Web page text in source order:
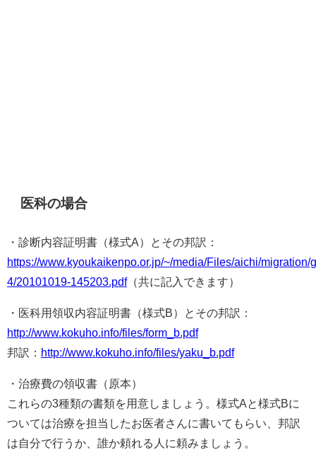
医科の場合
・診断内容証明書（様式A）とその邦訳：
https://www.kyoukaikenpo.or.jp/~/media/Files/aichi/migration/
4/20101019-145203.pdf（共に記入できます）
・医科用領収内容証明書（様式B）とその邦訳：
http://www.kokuho.info/files/form_b.pdf
邦訳： http://www.kokuho.info/files/yaku_b.pdf
・治療費の領収書（原本）
これらの3種類の書類を用意しましょう。様式Aと様式Bに
ついては治療を担当したお医者さんに書いてもらい、邦訳
は自分で行うか、誰か頼れる人に頼みましょう。